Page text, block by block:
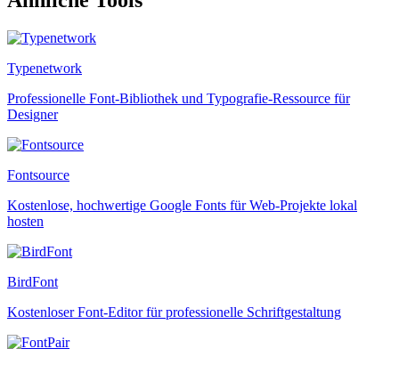
Typenetwork
Professionelle Font-Bibliothek und Typografie-Ressource für
Designer
Fontsource
Kostenlose, hochwertige Google Fonts für Web-Projekte lokal
hosten
BirdFont
Kostenloser Font-Editor für professionelle Schriftgestaltung